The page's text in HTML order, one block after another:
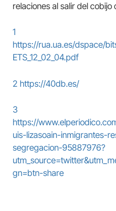
relaciones al salir del cobijo
1
https://rua.ua.es/dspace/
ETS_12_02_04.pdf
2 https://40db.es/
3
https://
uis-lizasoain-inmigrantes-
segregacion-95887976?
gn=btn-share